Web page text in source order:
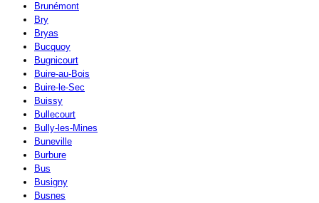
Brunémont
Bry
Bryas
Bucquoy
Bugnicourt
Buire-au-Bois
Buire-le-Sec
Buissy
Bullecourt
Bully-les-Mines
Buneville
Burbure
Bus
Busigny
Busnes